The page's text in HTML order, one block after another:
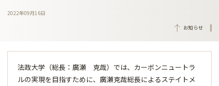
2022年09月16日
お知らせ
法政大学（総長：廣瀬 克哉）では、カーボンニュートラ
ルの実現を目指すために、廣瀬克哉総長によるステイトメ